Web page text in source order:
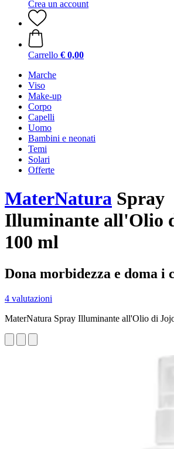
Crea un account
Carrello € 0,00
Marche
Viso
Make-up
Corpo
Capelli
Uomo
Bambini e neonati
Temi
Solari
Offerte
MaterNatura Spray
Illuminante all'Olio
100 ml
Dona morbidezza e doma i
4 valutazioni
MaterNatura Spray Illuminante all'Olio di